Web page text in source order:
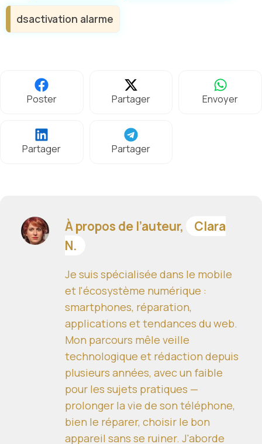
dsactivation alarme
Poster Partager Envoyer
Partager Partager
À propos de l’auteur,
Clara
N.
Je suis spécialisée dans le mobile
et l'écosystème numérique :
smartphones, réparation,
applications et tendances du web.
Mon parcours mêle veille
technologique et rédaction depuis
plusieurs années, avec un faible
pour les sujets pratiques —
prolonger la vie de son téléphone,
bien le réparer, choisir le bon
appareil sans se ruiner. J'aborde